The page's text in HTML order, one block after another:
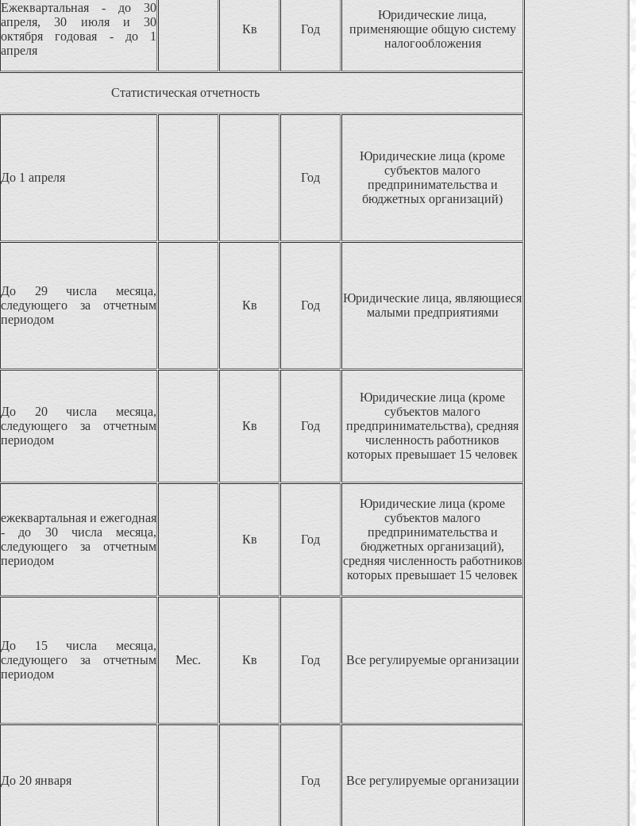
Ежеквартальная - до 30
апреля, 30 июля и 30
октября годовая - до 1
апреля
Кв Год
Юридические лица,
применяющие общую систему
налогообложения
Статистическая отчетность
До 1 апреля Год
Юридические лица (кроме
субъектов малого
предпринимательства и
бюджетных организаций)
До 29 числа месяца,
следующего за отчетным
периодом
Кв Год
Юридические лица, являющиеся
малыми предприятиями
До 20 числа месяца,
следующего за отчетным
периодом
Кв Год
Юридические лица (кроме
субъектов малого
предпринимательства), средняя
численность работников
которых превышает 15 человек
ежеквартальная и ежегодная
- до 30 числа месяца,
следующего за отчетным
периодом
Кв Год
Юридические лица (кроме
субъектов малого
предпринимательства и
бюджетных организаций),
средняя численность работников
которых превышает 15 человек
До 15 числа месяца,
следующего за отчетным
периодом
Мес. Кв Год Все регулируемые организации
До 20 января Год Все регулируемые организации